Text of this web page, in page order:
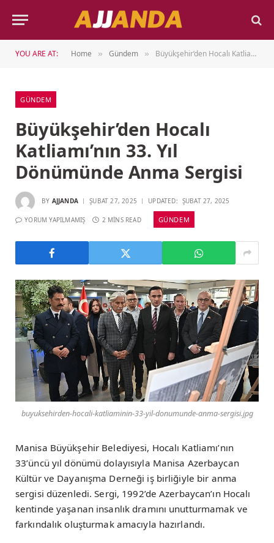
YOU ARE AT: Home » Gündem » Büyükşehir’den Hocalı Katliamı’nın 33. Yıl Dönümünde Anma Sergisi
GÜNDEM
Büyükşehir’den Hocalı
Katliamı’nın 33. Yıl
Dönümünde Anma Sergisi
BY AJJANDA ŞUBAT 27, 2025 UPDATED: ŞUBAT 27, 2025
YORUM YAPILMAMIŞ 2 MINS READ GÜNDEM
buyuksehirden-hocali-katliaminin-33-yil-donumunde-anma-sergisi.jpg
Manisa Büyükşehir Belediyesi, Hocalı Katliamı’nın
33’üncü yıl dönümü dolayısıyla Manisa Azerbaycan
Kültür ve Dayanışma Derneği iş birliğiyle bir anma
sergisi düzenledi. Sergi, 1992’de Azerbaycan’ın Hocalı
kentinde yaşanan insanlık dramını unutturmamak ve
farkındalık oluşturmak amacıyla hazırlandı.